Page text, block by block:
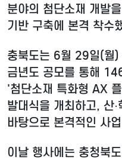
분야의 첨단소재 개발
기반 구축에 본격 착수
충북도는 6월 29일(월)
금년도 공모를 통해
'첨단소재 특화형 AX
발대식을 개최하고, 산·
바탕으로 본격적인 사
이날 행사에는 충청북